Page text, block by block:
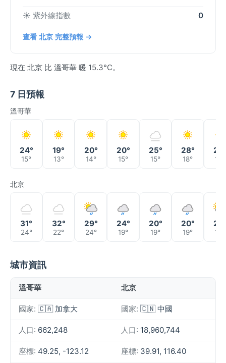
☀️ 紫外線指數 0
查看 北京 完整預報 →
現在 北京 比 溫哥華 暖 15.3°C。
7 日預報
溫哥華
24°
15°
19°
13°
20°
14°
20°
15°
25°
15°
28°
18° 19°
北京
31°
24°
32°
22°
29°
24°
24°
19°
20°
19°
20°
19° 19°
城市資訊
溫哥華 北京
國家: 🇨🇦 加拿大 國家: 🇨🇳 中國
人口: 662,248 人口: 18,960,744
座標: 49.25, -123.12 座標: 39.91, 116.40